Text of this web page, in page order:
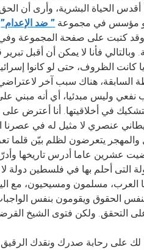
أقدس الحياة البشرية، وأرى أن
مؤسس في مجموعة ” ضد الإعدام”
كتبت على صفحة المجموعة
فأنا لا يمكن أن أقبل
السابقة، هناك سبب آخر
وليس مبدئيا، أي أنه مبني
في أخلاقيتها. أنا أعترض على
عنصري لا مثيل له في
والمهجر يتعرضون لظلم بيّن قلما
عشرين عاما أدرس تاريخها
التى أحلم بها في فلسطين دولة
العرب، مسلمون ومسيحيون، مع
الحقوق ويقومون بنفس
التحقق. ولكن فتوى الشيخ
لك على رحابة صدرك ونقدك